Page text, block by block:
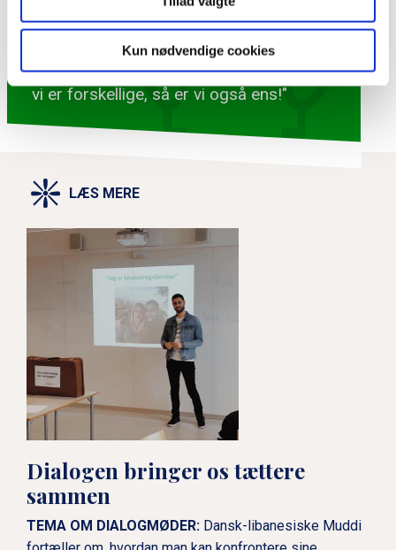
Kun nødvendige cookies
Grænseforeningen.
"Jeg er KMA, fordi jeg tror på, at selvom
vi er forskellige, så er vi også ens!"
LÆS MERE
Dialogen bringer os tættere
sammen
TEMA OM DIALOGMØDER: Dansk-libanesiske Muddi